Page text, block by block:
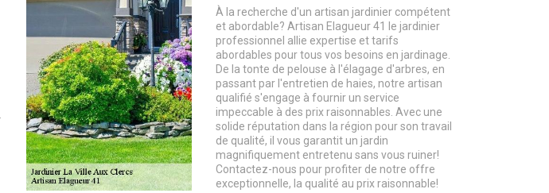
À la recherche d'un artisan jardinier compétent
et abordable? Artisan Elagueur 41 le jardinier
professionnel allie expertise et tarifs
abordables pour tous vos besoins en jardinage.
De la tonte de pelouse à l'élagage d'arbres, en
passant par l'entretien de haies, notre artisan
qualifié s'engage à fournir un service
impeccable à des prix raisonnables. Avec une
solide réputation dans la région pour son travail
de qualité, il vous garantit un jardin
magnifiquement entretenu sans vous ruiner!
Contactez-nous pour profiter de notre offre
exceptionnelle, la qualité au prix raisonnable!